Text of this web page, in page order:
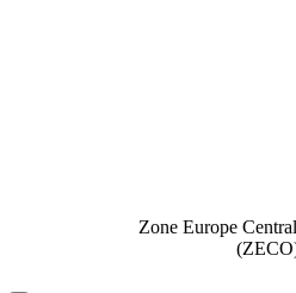
Zone Europe